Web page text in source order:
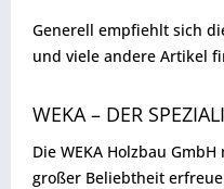
Generell empfiehlt sich
und viele andere Artikel
WEKA – DER
Die WEKA Holzbau
großer Beliebtheit